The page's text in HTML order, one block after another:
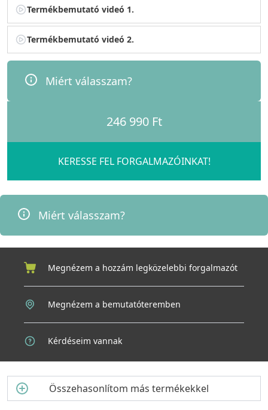
Termékbemutató videó 1.
Termékbemutató videó 2.
Miért válasszam?
246 990 Ft
KERESSE FEL FORGALMAZÓINKAT!
Miért válasszam?
Megnézem a hozzám legközelebbi forgalmazót
Megnézem a bemutatóteremben
Kérdéseim vannak
Összehasonlítom más termékekkel